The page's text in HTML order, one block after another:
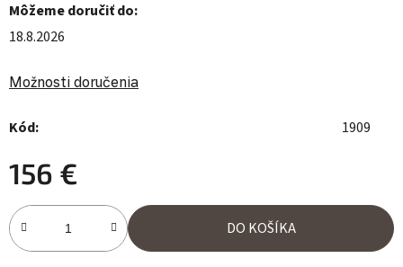
Môžeme doručiť do:
18.8.2026
Možnosti doručenia
Kód: 1909
156 €
Jednotková cena:
DO KOŠÍKA